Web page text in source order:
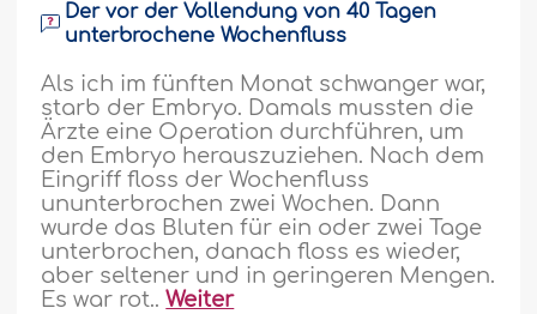
Der vor der Vollendung von 40 Tagen
unterbrochene Wochenfluss
Als ich im fünften Monat schwanger war,
starb der Embryo. Damals mussten die
Ärzte eine Operation durchführen, um
den Embryo herauszuziehen. Nach dem
Eingriff floss der Wochenfluss
ununterbrochen zwei Wochen. Dann
wurde das Bluten für ein oder zwei Tage
unterbrochen, danach floss es wieder,
aber seltener und in geringeren Mengen.
Es war rot..Weiter